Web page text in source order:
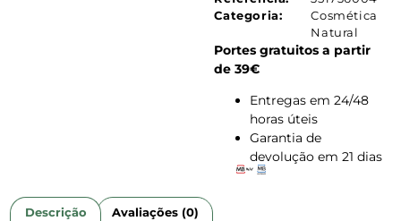
Categoria:
Cosmética
Natural
Portes gratuitos a partir
de 39€
Entregas em 24/48
horas úteis
Garantia de
devolução em 21 dias
Descrição Avaliações (0)